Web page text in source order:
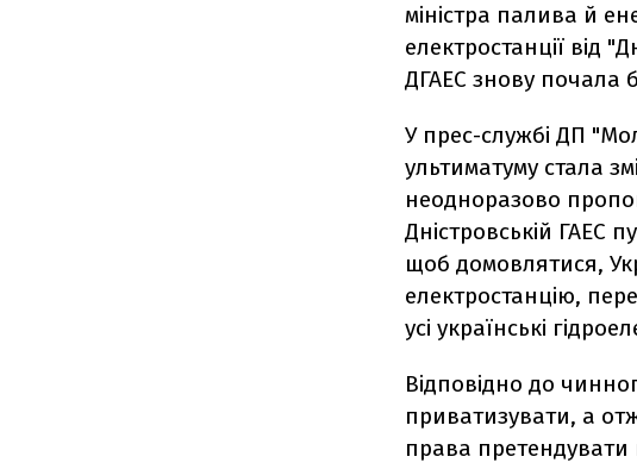
міністра палива й
електростанції від
ДГАЕС знову почала
У прес-службі ДП
ультиматуму стала
неодноразово
Дністровській ГАЕС
щоб домовлятися,
електростанцію,
усі українські
Відповідно до
приватизувати, а
права претендувати